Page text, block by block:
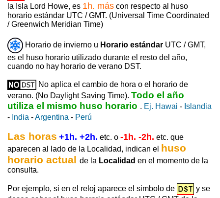
la Isla Lord Howe, es 1h. más con respecto al huso
horario estándar UTC / GMT. (Universal Time Coordinated
/ Greenwich Meridian Time)
Horario de invierno u Horario estándar UTC / GMT,
es el huso horario utilizado durante el resto del año,
cuando no hay horario de verano DST.
No aplica el cambio de hora o el horario de
verano. (No Daylight Saving Time). Todo el año
utiliza el mismo huso horario . Ej. Hawai - Islandia
- India -Argentina - Perú
Las horas +1h. +2h. etc. o -1h. -2h. etc. que
aparecen al lado de la Localidad, indican el huso
horario actual de la Localidad en el momento de la
consulta.
Por ejemplo, si en el reloj aparece el simbolo de
y se